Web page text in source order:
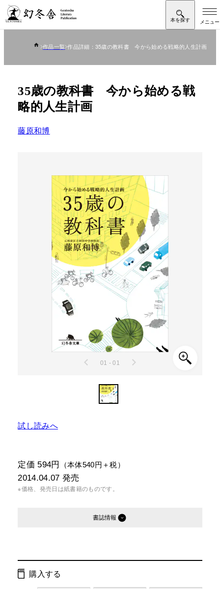
作品一覧 作品詳細：35歳の教科書 今から始める戦略的人生計画
35歳の教科書 今から始める戦
略的人生計画
藤原和博
01 - 01
試し読みへ
定価 594円 （本体540円＋税）
2014.04.07 発売
※価格、発売日は紙書籍のものです。
書誌情報
ページ数： 256ページ
購入する